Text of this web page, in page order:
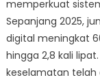
memperkuat
Sepanjang 2025,
digital meningkat
hingga 2,8 kali
keselamatan telah